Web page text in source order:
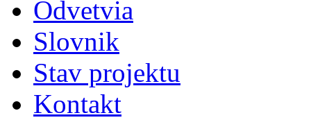
Odvetvia
Slovnik
Stav projektu
Kontakt